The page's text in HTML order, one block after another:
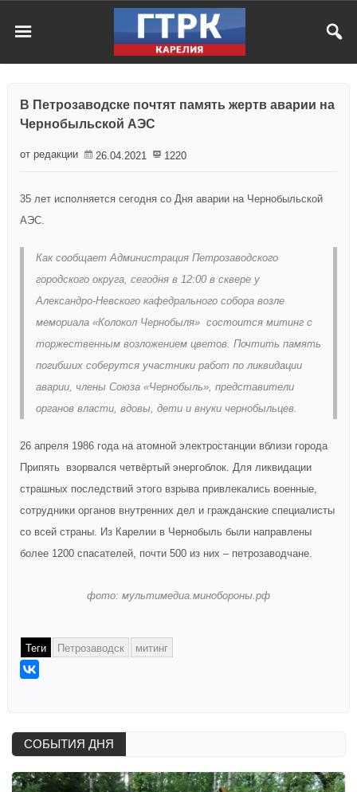
В Петрозаводске почтят память жертв аварии на
Чернобыльской АЭС
от редакции 26.04.2021 1220
35 лет исполняется сегодня со Дня аварии на Чернобыльской
АЭС.
Как сообщает Администрация Петрозаводского
городского округа, сегодня в 12:00 в сквере у
Александро-Невского кафедрального собора возле
мемориала «Колокол Чернобыля» состоится митинг с
торжественным возложением цветов. Почтить память
погибших соберутся участники работ по ликвидации
аварии, члены Союза «Чернобыль», представители
органов власти, вдовы, дети и внуки чернобыльцев.
26 апреля 1986 года на атомной электростанции вблизи города
Припять взорвался четвёртый энергоблок. Для ликвидации
страшных последствий этого взрыва привлекались военные,
сотрудники органов внутренних дел и гражданские специалисты
со всей страны. Из Карелии в Чернобыль были направлены
более 1200 спасателей, почти 500 из них – петрозаводчане.
фото: мультимедиа.минобороны.рф
Теги Петрозаводск митинг
СОБЫТИЯ ДНЯ